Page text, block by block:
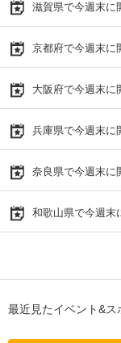
滋賀県で今週末に
京都府で今週末に
大阪府で今週末に
兵庫県で今週末に
奈良県で今週末に
和歌山県で今週末
最近見たイベント&ス